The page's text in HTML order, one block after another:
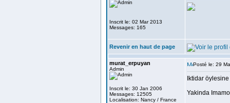
Inscrit le: 02 Mar 2013
Messages: 165
Revenir en haut de page
murat_erpuyan
Admin
Inscrit le: 30 Jan 2006
Messages: 12505
Localisation: Nancy / France
Posté le: 29
Iktidar
Yakinda